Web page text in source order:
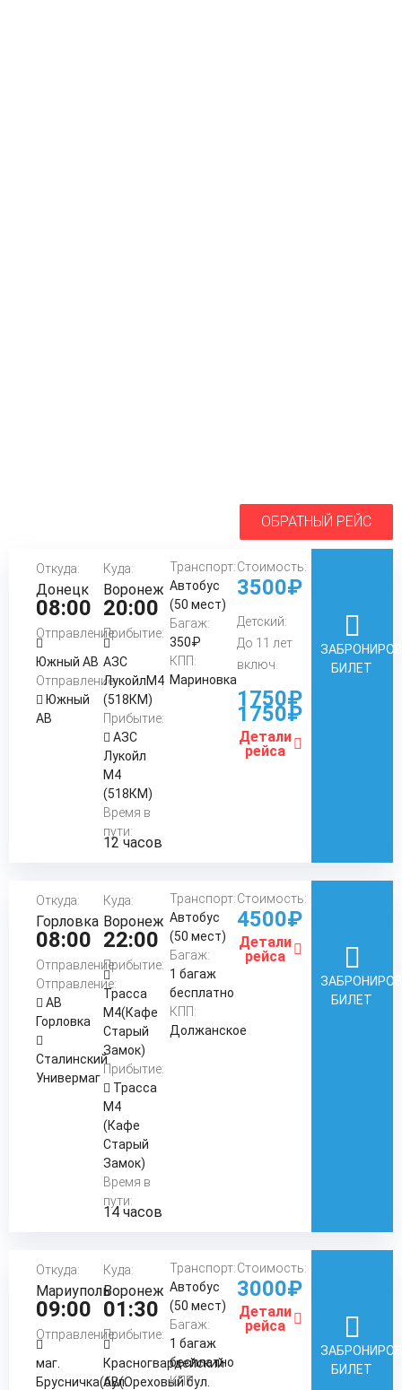
ОБРАТНЫЙ РЕЙС
Откуда:
Донецк
08:00
Отправление:
Южный АВ
Отправление:
Южный
АВ
Куда:
Воронеж
20:00
Прибытие:
АЗС
ЛукойлМ4
(518КМ)
Прибытие:
АЗС
Лукойл
М4
(518КМ)
Время в
пути:
12 часов
Транспорт:
Автобус
(50 мест)
Багаж:
350₽
КПП:
Мариновка
Стоимость:
3500₽
Детский:
До 11 лет
включ.
1750₽
1750₽
Детали
рейса
БИЛЕТ
Откуда:
Горловка
08:00
Отправление:
Отправление:
АВ
Горловка
Сталинский
Универмаг
Куда:
Воронеж
22:00
Прибытие:
Трасса
М4(Кафе
Старый
Замок)
Прибытие:
Трасса
М4
(Кафе
Старый
Замок)
Время в
пути:
14 часов
Транспорт:
Автобус
(50 мест)
Багаж:
1 багаж
бесплатно
КПП:
Должанское
Стоимость:
4500₽
Детали
рейса
БИЛЕТ
Откуда:
Мариуполь
09:00
Отправление:
маг.
Брусничка(бул.
Куда:
Воронеж
01:30
Прибытие:
Красногвардейский
АВ(Ореховый бул.
Транспорт:
Автобус
(50 мест)
Багаж:
1 багаж
бесплатно
КПП:
Стоимость:
3000₽
Детали
рейса
БИЛЕТ